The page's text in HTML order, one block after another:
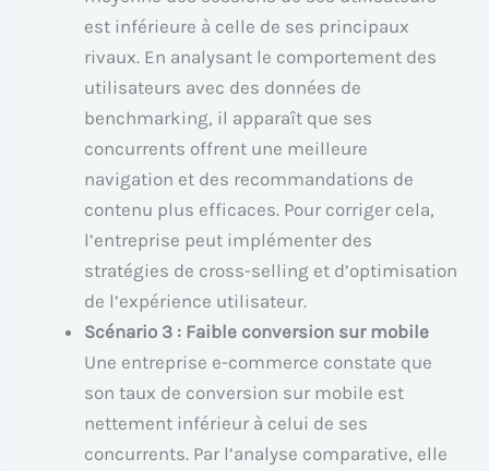
est inférieure à celle de ses principaux
rivaux. En analysant le comportement des
utilisateurs avec des données de
benchmarking, il apparaît que ses
concurrents offrent une meilleure
navigation et des recommandations de
contenu plus efficaces. Pour corriger cela,
l’entreprise peut implémenter des
stratégies de cross-selling et d’optimisation
de l’expérience utilisateur.
Scénario 3 : Faible conversion sur mobile
Une entreprise e-commerce constate que
son taux de conversion sur mobile est
nettement inférieur à celui de ses
concurrents. Par l’analyse comparative, elle